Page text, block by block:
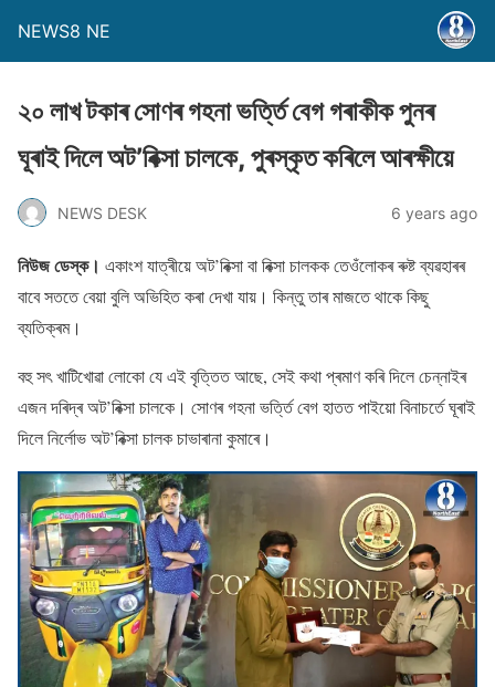
NEWS8 NE
২০ লাখ টকাৰ সোণৰ গহনা ভৰ্ত্তি বেগ গৰাকীক পুনৰ
ঘূৰাই দিলে অট’ৰিক্সা চালকে, পুৰস্কৃত কৰিলে আৰক্ষীয়ে
NEWS DESK 6 years ago
নিউজ ডেস্ক। একাংশ যাত্ৰীয়ে অট’ৰিক্সা বা ৰিক্সা চালকক তেওঁলােকৰ ৰুষ্ট ব্যৱহাৰৰ
বাবে সততে বেয়া বুলি অভিহিত কৰা দেখা যায়। কিন্তু তাৰ মাজতে থাকে কিছু
ব্যতিক্ৰম।
বহু সৎ খাটিখোৱা লোকো যে এই বৃত্তিত আছে, সেই কথা প্ৰমাণ কৰি দিলে চেন্নাইৰ
এজন দৰিদ্ৰ অট’ৰিক্সা চালকে। সোণৰ গহনা ভৰ্ত্তি বেগ হাতত পাইয়ো বিনাচৰ্তে ঘূৰাই
দিলে নিৰ্লোভ অট’ৰিক্সা চালক চাভাৰানা কুমাৰে।